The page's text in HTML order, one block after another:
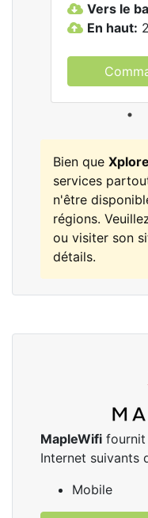
Vers le
En haut:
Bien que Xplore
services
n'être
régions.
ou visiter son
détails.
MapleWifi fournit
Internet suivants
Mobile